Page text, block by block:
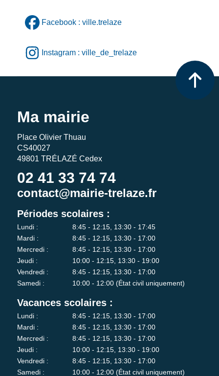
Facebook : ville.trelaze
Instagram : ville_de_trelaze
Ma mairie
Place Olivier Thuau
CS40027
49801 TRÉLAZÉ Cedex
02 41 33 74 74
contact@mairie-trelaze.fr
Périodes scolaires :
Lundi :
8:45 - 12:15, 13:30 - 17:45
Mardi :
8:45 - 12:15, 13:30 - 17:00
Mercredi :
8:45 - 12:15, 13:30 - 17:00
Jeudi :
10:00 - 12:15, 13:30 - 19:00
Vendredi :
8:45 - 12:15, 13:30 - 17:00
Samedi :
10:00 - 12:00 (État civil uniquement)
Vacances scolaires :
Lundi :
8:45 - 12:15, 13:30 - 17:00
Mardi :
8:45 - 12:15, 13:30 - 17:00
Mercredi :
8:45 - 12:15, 13:30 - 17:00
Jeudi :
10:00 - 12:15, 13:30 - 19:00
Vendredi :
8:45 - 12:15, 13:30 - 17:00
Samedi :
10:00 - 12:00 (État civil uniquement)